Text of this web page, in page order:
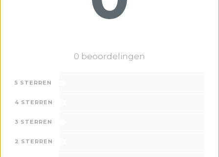
0 beoordelingen
5 STERREN
4 STERREN
3 STERREN
2 STERREN